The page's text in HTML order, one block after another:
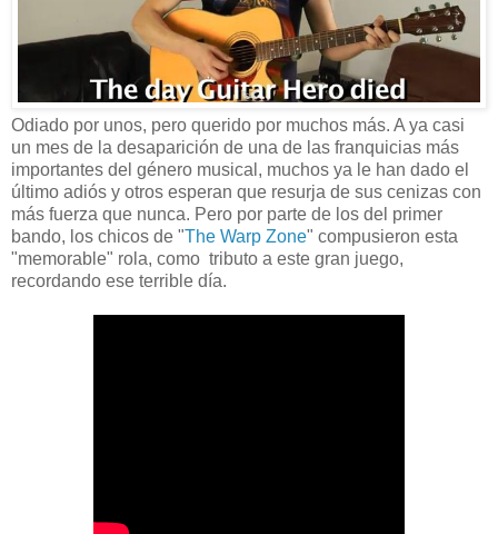
Odiado por unos, pero querido por muchos más. A ya casi
un mes de la desaparición de una de las franquicias más
importantes del género musical, muchos ya le han dado el
último adiós y otros esperan que resurja de sus cenizas con
más fuerza que nunca. Pero por parte de los del primer
bando, los chicos de "The Warp Zone" compusieron esta
"memorable" rola, como tributo a este gran juego,
recordando ese terrible día.